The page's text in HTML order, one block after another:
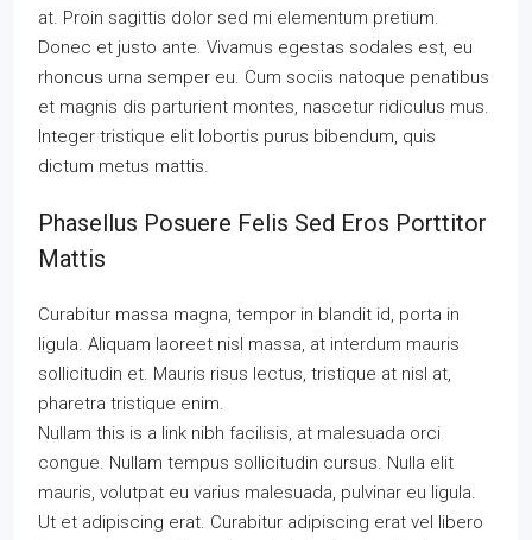
at. Proin sagittis dolor sed mi elementum pretium.
Donec et justo ante. Vivamus egestas sodales est, eu
rhoncus urna semper eu. Cum sociis natoque penatibus
et magnis dis parturient montes, nascetur ridiculus mus.
Integer tristique elit lobortis purus bibendum, quis
dictum metus mattis.
Phasellus Posuere Felis Sed Eros Porttitor
Mattis
Curabitur massa magna, tempor in blandit id, porta in
ligula. Aliquam laoreet nisl massa, at interdum mauris
sollicitudin et. Mauris risus lectus, tristique at nisl at,
pharetra tristique enim.
Nullam this is a link nibh facilisis, at malesuada orci
congue. Nullam tempus sollicitudin cursus. Nulla elit
mauris, volutpat eu varius malesuada, pulvinar eu ligula.
Ut et adipiscing erat. Curabitur adipiscing erat vel libero